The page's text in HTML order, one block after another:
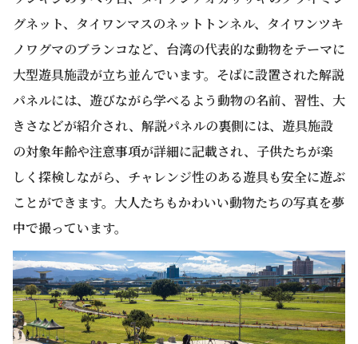
グネット、タイワンマスのネットトンネル、タイワンツキ
ノワグマのブランコなど、台湾の代表的な動物をテーマに
大型遊具施設が立ち並んでいます。そばに設置された解説
パネルには、遊びながら学べるよう動物の名前、習性、大
きさなどが紹介され、解説パネルの裏側には、遊具施設
の対象年齢や注意事項が詳細に記載され、子供たちが楽
しく探検しながら、チャレンジ性のある遊具も安全に遊ぶ
ことができます。大人たちもかわいい動物たちの写真を夢
中で撮っています。